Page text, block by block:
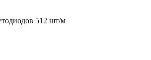
512 шт/м